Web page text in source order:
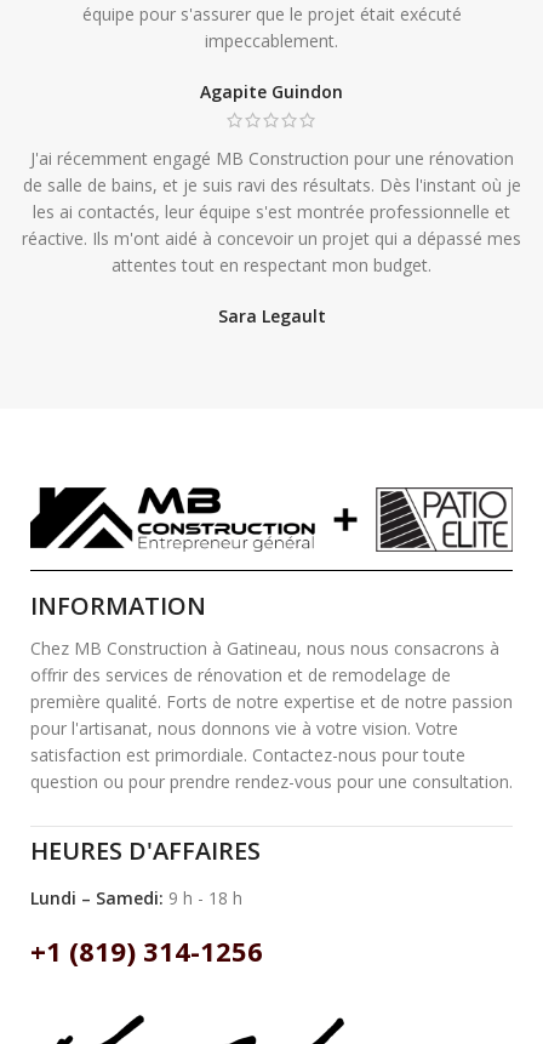
équipe pour s'assurer que le projet était exécuté
impeccablement.
Agapite Guindon
J'ai récemment engagé MB Construction pour une rénovation
de salle de bains, et je suis ravi des résultats. Dès l'instant où je
les ai contactés, leur équipe s'est montrée professionnelle et
réactive. Ils m'ont aidé à concevoir un projet qui a dépassé mes
attentes tout en respectant mon budget.
Sara Legault
INFORMATION
Chez MB Construction à Gatineau, nous nous consacrons à
offrir des services de rénovation et de remodelage de
première qualité. Forts de notre expertise et de notre passion
pour l'artisanat, nous donnons vie à votre vision. Votre
satisfaction est primordiale. Contactez-nous pour toute
question ou pour prendre rendez-vous pour une consultation.
HEURES D'AFFAIRES
Lundi – Samedi: 9 h - 18 h
+1 (819) 314-1256